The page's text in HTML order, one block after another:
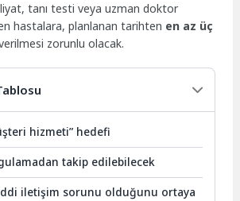
tanı testi veya uzman doktor
hastalara, planlanan tarihten en az üç
zorunlu olacak.
hizmeti” hedefi
takip edilebilecek
iletişim sorunu olduğunu ortaya